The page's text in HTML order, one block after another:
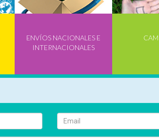
ENVÍOS NACIONALES E
INTERNACIONALES